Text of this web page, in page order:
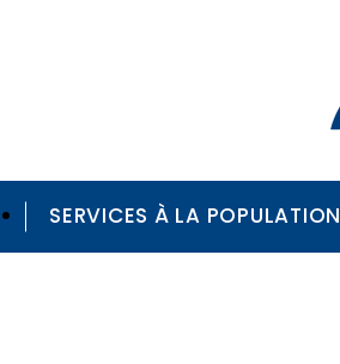
SERVICES À LA POPULATION